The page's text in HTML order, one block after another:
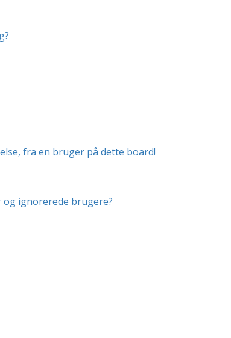
fra en bruger på dette board!
ignorerede brugere?